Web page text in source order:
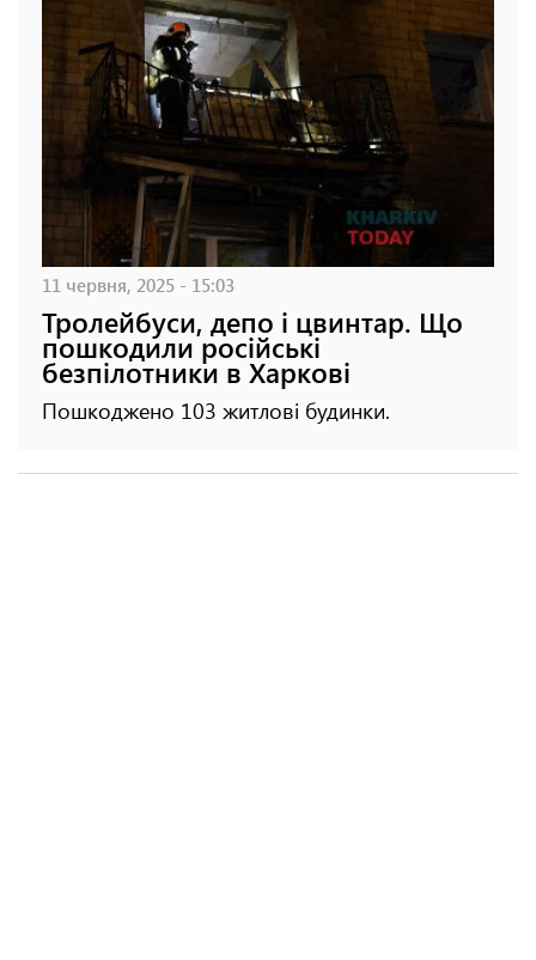
11 червня, 2025 - 15:03
Тролейбуси, депо і цвинтар. Що
пошкодили російські
безпілотники в Харкові
Пошкоджено 103 житлові будинки.